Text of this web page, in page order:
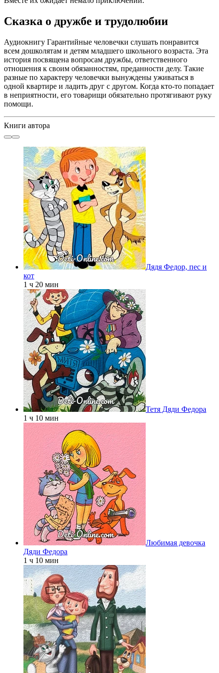
Сказка о дружбе и трудолюбии
Аудиокнигу Гарантийные человечки слушать понравится
всем дошколятам и детям младшего школьного возраста. Эта
история посвящена вопросам дружбы, ответственного
отношения к своим обязанностям, преданности делу. Такие
разные по характеру человечки вынуждены уживаться в
одной квартире и ладить друг с другом. Когда кто-то попадает
в неприятности, его товарищи обязательно протягивают руку
помощи.
Книги автора
Дядя Федор, пес и
кот
1 ч 20 мин
Тетя Дяди Федора
1 ч 10 мин
Любимая девочка
Дяди Федора
1 ч 10 мин